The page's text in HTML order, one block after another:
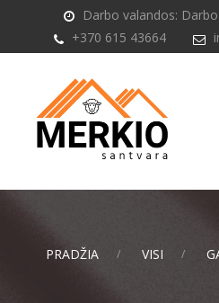
Darbo valandos:
+370 615 43664
PRADŽIA VISI